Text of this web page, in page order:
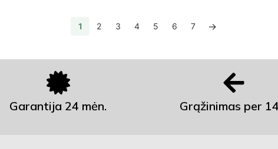
1 2 3 4 5 6 7 →
Garantija 24 mėn. Grąžinimas per